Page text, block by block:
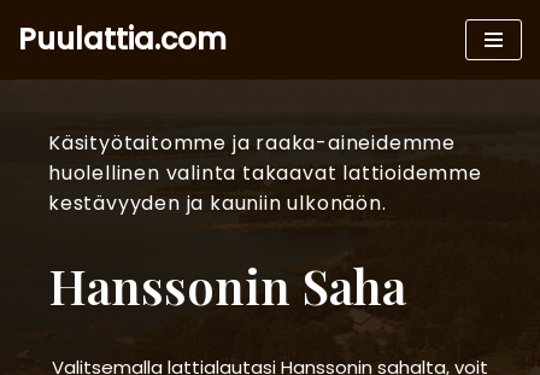
Puulattia.com
Käsityötaitomme ja raaka-aineidemme
huolellinen valinta takaavat lattioidemme
kestävyyden ja kauniin ulkonäön.
Hanssonin Saha
Valitsemalla lattialautasi Hanssonin sahalta, voit